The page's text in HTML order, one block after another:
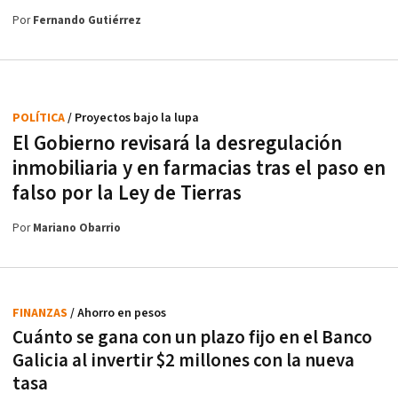
PorFernando Gutiérrez
El Gobierno revisará la desregulación
inmobiliaria y en farmacias tras el paso en
falso por la Ley de Tierras
POLÍTICA/ Proyectos bajo la lupa
PorMariano Obarrio
Cuánto se gana con un plazo fijo en el Banco
Galicia al invertir $2 millones con la nueva
tasa
FINANZAS / Ahorro en pesos